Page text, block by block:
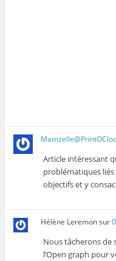
Article intéressant
problématiques
objectifs et y
Hélène Leremonsur
Nous tâcherons de
l’Open graph pour